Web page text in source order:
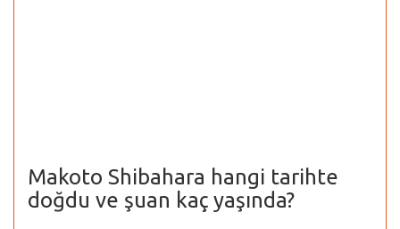
Makoto Shibahara hangi tarihte
doğdu ve şuan kaç yaşında?